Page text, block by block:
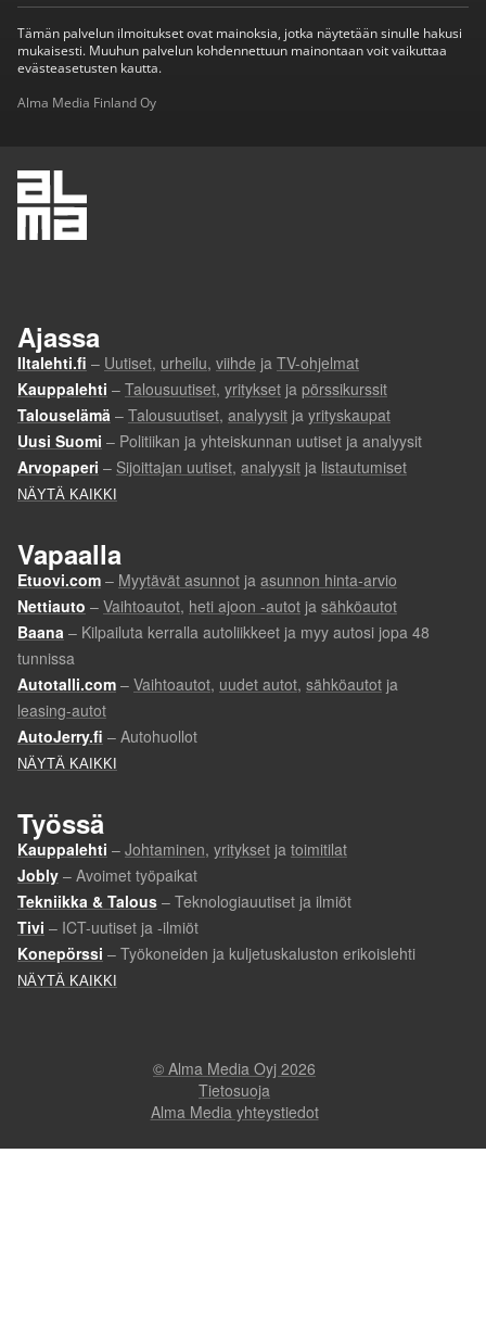
Tämän palvelun ilmoitukset ovat mainoksia, jotka näytetään sinulle hakusi
mukaisesti. Muuhun palvelun kohdennettuun mainontaan voit vaikuttaa
evästeasetusten kautta.
Alma Media Finland Oy